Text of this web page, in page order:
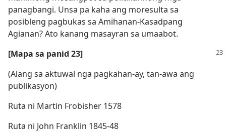
panagbangi. Unsa pa kaha ang moresulta sa
posibleng pagbukas sa Amihanan-Kasadpang
Agianan? Ato kanang masayran sa umaabot.
[Mapa sa panid 23]
(Alang sa aktuwal nga pagkahan-ay, tan-awa ang
publikasyon)
Ruta ni Martin Frobisher 1578
Ruta ni John Franklin 1845-​48